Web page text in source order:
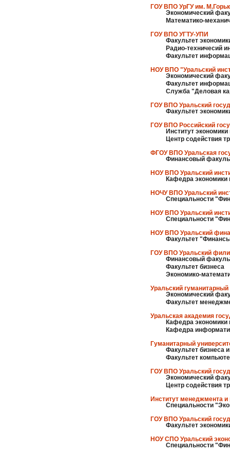
ГОУ ВПО УрГУ им.
Экономический
Математико-
ГОУ ВПО УГТУ-УПИ
Факультет
Радио-техничесий
Факультет
НОУ ВПО "Уральский
Экономический
Факультет
Служба "Деловая
ГОУ ВПО Уральский
Факультет
ГОУ ВПО Российский
Институт
Центр содействия
ФГОУ ВПО Уральская
Финансовый
НОУ ВПО Уральский
Кафедра экономики
НОЧУ ВПО Уральский
Специальности
НОУ ВПО Уральский
Специальности
НОУ ВПО Уральский
Факультет
ГОУ ВПО Уральский
Финансовый
Факультет бизнеса
Экономико-
Уральский гуманитарный
Экономический
Факультет
Уральская академия
Кафедра экономики
Кафедра
Гуманитарный
Факультет бизнеса
Факультет
ГОУ ВПО Уральский
Экономический
Центр содействия
Институт менеджмента
Специальности
ГОУ ВПО Уральский
Факультет
НОУ СПО Уральский
Специальности